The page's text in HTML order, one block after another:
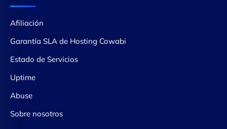
Afiliación
Garantía SLA de Hosting Cowabi
Estado de Servicios
Uptime
Abuse
Sobre nosotros